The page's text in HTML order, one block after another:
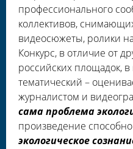
профессионального
коллективов,
видеосюжеты, ролики
Конкурс, в отличие от
российских площадок,
тематический –
журналистом и
сама проблема
произведение способно
экологическое